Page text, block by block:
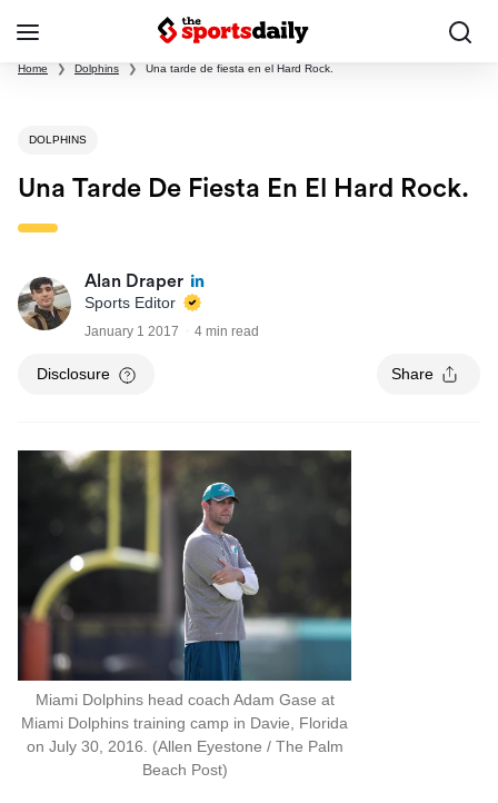
Home ❯ Dolphins ❯ Una tarde de fiesta en el Hard Rock.
DOLPHINS
Una Tarde De Fiesta En El Hard Rock.
Alan Draper
Sports Editor
January 1 2017 4 min read
Disclosure Share
Miami Dolphins head coach Adam Gase at
Miami Dolphins training camp in Davie, Florida
on July 30, 2016. (Allen Eyestone / The Palm
Beach Post)